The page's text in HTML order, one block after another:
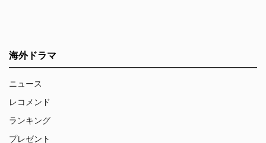
海外ドラマ
ニュース
レコメンド
ランキング
プレゼント